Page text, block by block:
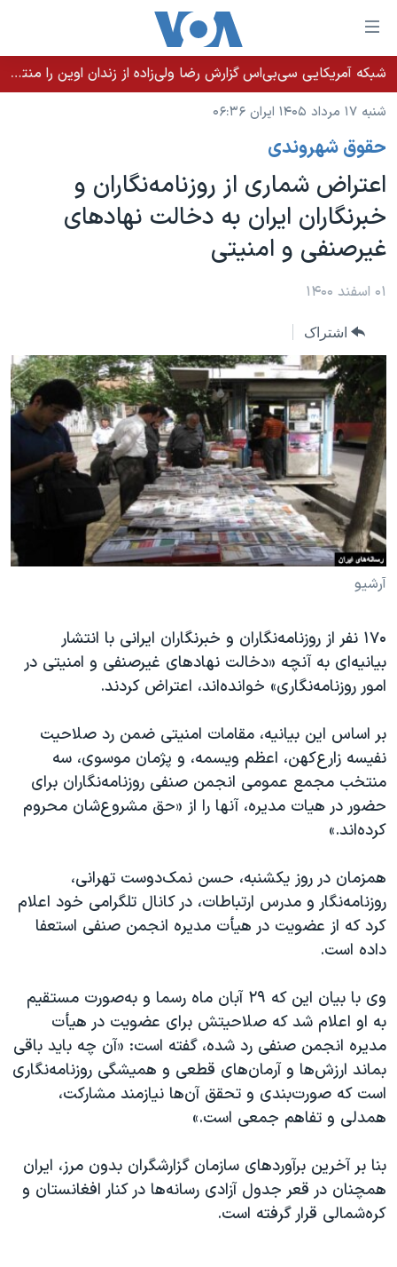
لینکهای
قابل
دسترسی
جهش
محتوای
اصلی
جهش
به
صفحه
جهش
خانه
نسخه سبک وب‌سایت
موضوع ها
ایران
آمریکا
جهان
ورزشی
ویدیوها
فرهنگ و زندگی
حقوق شهروندی
اقتصادی
علم و فناوری
اسرائیل در جنگ
برنامه های تلویزیونی
جدول برنامه ها
صفحه‌های ویژه
جام جهانی ۲۰۲۶
بایگانی برنامه‌های تلویزیونی
مستندها
انتخابات ریاست جمهوری آمریکا ۲۰۲۴
حمله جمهوری اسلامی به اسرائیل
رمز مهسا
ورزش زنان در ایران
تریبونال مردمی آبان ۹۸
دادگاه حمید نوری
قانون شفافیت دارائی کادر رهبری ایران
اعتراضات مردمی آبان ۹۸
اسرائیل در جنگ
نرگس محمدی برنده جایزه نوبل صلح
صفحه‌های ویژه
سفر پرزیدنت ترامپ به چین
فرکانس‌های صدای آمریکا
پخش رادیویی
یادگیری زبان انگلیسی
دنبال کنید
زبانهای مختلف
شبکه آمریکایی سی‌بی‌‌اس گزارش رضا ولی‌زاده از زندان اوین را منتشر کرد؛ کامران حکمتی پیش از آغاز شیمی‌درمانی به زندان بازگردانده شد
شنبه ۱۷ مرداد ۱۴۰۵ ایران ۰۶:۳۶
حقوق شهروندی
اعتراض شماری از روزنامه‌نگاران و
خبرنگاران ایران به دخالت نهاد‌های
غیرصنفی و امنیتی
۰۱ اسفند ۱۴۰۰
اشتراک
آرشیو
۱۷۰ نفر از روزنامه‌نگاران و خبرنگاران ایرانی با انتشار
بیانیه‌ای به آنچه «دخالت نهاد‌های غیرصنفی و امنیتی در
امور روزنامه‌نگاری» خوانده‌اند، اعتراض کردند.
بر اساس این بیانیه، مقامات امنیتی ضمن رد صلاحیت
نفیسه زارع‌کهن، اعظم ویسمه، و پژمان موسوی، سه
منتخب مجمع‌ عمومی انجمن صنفی روزنامه‌نگاران برای
حضور در هیات مدیره، آنها را از «حق مشروع‌شان محروم
کرده‌اند.»
همزمان در روز یکشنبه، حسن نمک‌دوست تهرانی،
روزنامه‌نگار و مدرس ارتباطات، در کانال تلگرامی خود اعلام
کرد که از عضویت در هیأت‌ مدیره انجمن صنفی استعفا
داده است.
وی با بیان این که ۲۹ آبان ماه رسما و به‌صورت مستقیم
به او اعلام شد که صلاحیتش برای عضویت در هیأت
مدیره انجمن صنفی رد شده، گفته است: «آن چه باید باقی
بماند ارزش‌ها و آرمان‌های قطعی و همیشگی روزنامه‌نگاری
است که صورت‌بندی و تحقق آن‌ها نیازمند مشارکت،
همدلی و تفاهم جمعی است.»
بنا بر آخرین برآوردهای سازمان گزارشگران بدون مرز، ایران
همچنان در قعر جدول آزادی رسانه‌ها در کنار افغانستان و
کره‌شمالی قرار گرفته است.